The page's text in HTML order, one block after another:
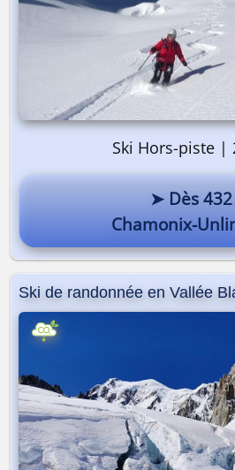
Ski Hors-piste |
➤ Dès
Chamonix-
Ski de randonnée en Vallée